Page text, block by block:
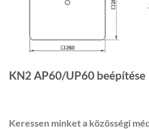
KN2 AP60/UP60 beépítése
Keressen minket a közösségi